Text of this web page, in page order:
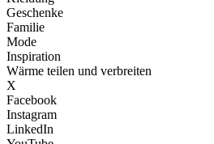
Geschenke
Familie
Mode
Inspiration
Wärme teilen und verbreiten
X
Facebook
Instagram
LinkedIn